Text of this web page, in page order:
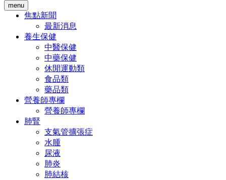
menu
焦點新聞
最新消息
養生保健
中醫保健
中藥保健
休閒運動類
食品類
藥品類
營養師專欄
營養師專欄
肺腎
支氣管擴張症
水腫
尿液
肺炎
肺結核